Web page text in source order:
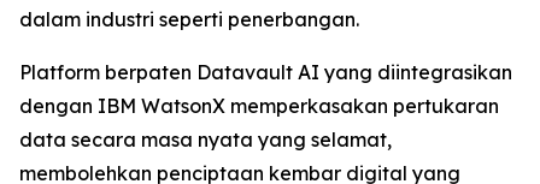
dalam industri seperti penerbangan.
Platform berpaten Datavault AI yang diintegrasikan
dengan IBM WatsonX memperkasakan pertukaran
data secara masa nyata yang selamat,
membolehkan penciptaan kembar digital yang